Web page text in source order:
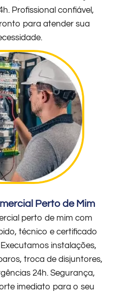
Profissional confiável,
para atender sua
Perto de Mim
perto de mim com
técnico e certificado
instalações,
troca de disjuntores,
24h. Segurança,
imediato para o seu